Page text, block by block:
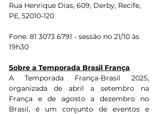
Rua Henrique Dias, 609, Derby, Recife,
PE, 52010-120
Fone: 81 3073 6791 - sessão no 21/10 às
19h30
Sobre a Temporada Brasil França
A Temporada França-Brasil 2025,
organizada de abril a setembro na
França e de agosto a dezembro no
Brasil, é um conjunto de eventos e